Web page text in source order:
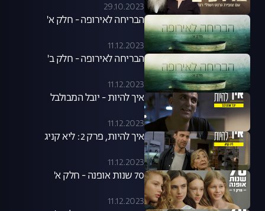
29.10.2023
הבריחה לאירופה - חלק א'
11.12.2023
הבריחה לאירופה - חלק ב'
11.12.2023
איך להיות - יובל המבולבל
11.12.2023
איך להיות, פרק 2: ליא קניג
11.12.2023
70 שנות אופנה - חלק א'
11.12.2023